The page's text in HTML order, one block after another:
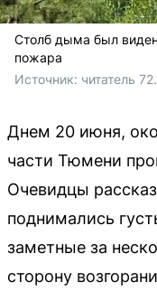
Столб дыма был
пожара
Источник: читатель
Днем 20 июня,
части Тюмени
Очевидцы
поднимались
заметные за
сторону